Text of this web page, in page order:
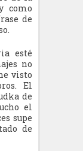
como
de
esté
no
visto
El
de
el
supe
de